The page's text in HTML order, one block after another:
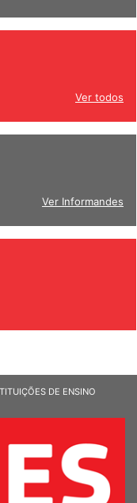
Ver todos
Ver Informandes
DE ENSINO